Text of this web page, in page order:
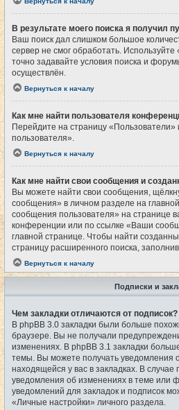
В результате моего поиска я получил
Ваш поиск дал слишком большое
сервер не смог обработать.
точно задавайте условия поиска и
осуществлён.
Вернуться к началу
Как мне найти пользователя
Перейдите на страницу
пользователя».
Вернуться к началу
Как мне найти свои сообщения и
Вы можете найти свои сообщения,
сообщения» в личном разделе на
сообщения пользователя» на странице
конференции или по ссылке «Ваши
главной странице. Чтобы найти
страницу расширенного поиска,
Вернуться к началу
Подписки и
Чем закладки отличаются от подписок?
В phpBB 3.0 закладки были больше
браузере. Вы не получали
изменениях. В phpBB 3.1 закладки
темы. Вы можете получать уведомления
находящейся у вас в закладках. В случае
уведомления об изменениях в теме или
уведомлений для закладок и подписок
«Личные настройки» личного раздела.